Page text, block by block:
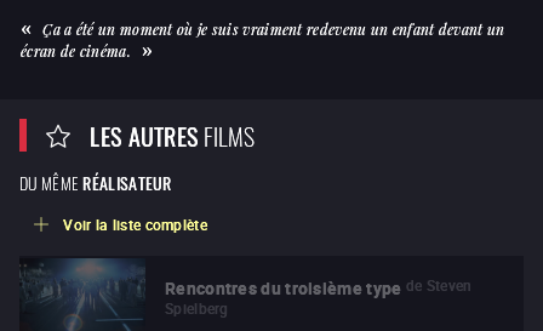
Ça a été un moment où je suis vraiment redevenu un enfant devant un
écran de cinéma.
LES AUTRESFILMS
DU MÊME RÉALISATEUR
Voir la liste complète
Rencontres du troisième type de Steven
Spielberg